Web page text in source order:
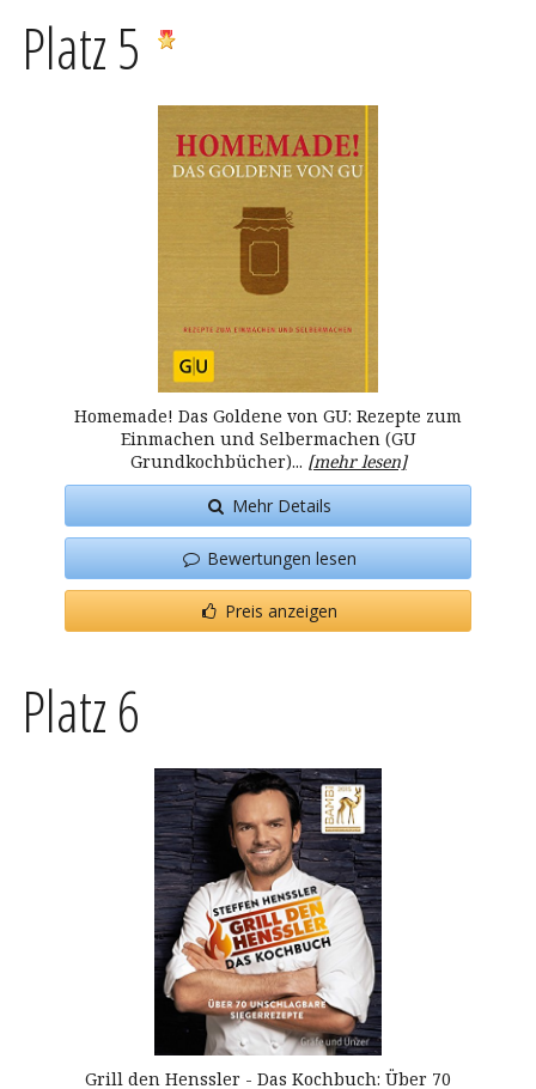
Platz 5
Homemade! Das Goldene von GU: Rezepte zum
Einmachen und Selbermachen (GU
Grundkochbücher)... [mehr lesen]
Mehr Details
Bewertungen lesen
Preis anzeigen
Platz 6
Grill den Henssler - Das Kochbuch: Über 70